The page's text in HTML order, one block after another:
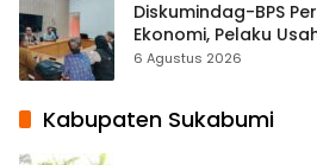
Diskumindag-BPS
Ekonomi, Pelaku
Terbuka Beri Data
6 Agustus 2026
Kabupaten Sukabumi